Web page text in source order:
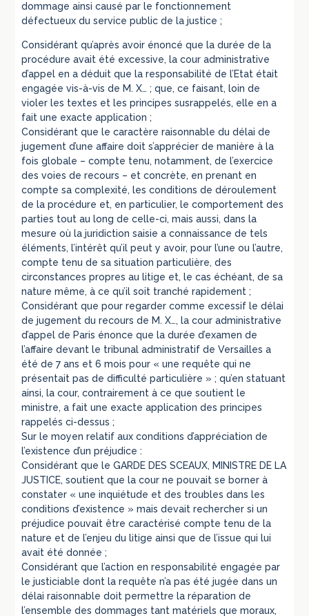
dommage ainsi causé par le fonctionnement
défectueux du service public de la justice ;
Considérant qu’après avoir énoncé que la durée de la
procédure avait été excessive, la cour administrative
d’appel en a déduit que la responsabilité de l’Etat était
engagée vis-à-vis de M. X… ; que, ce faisant, loin de
violer les textes et les principes susrappelés, elle en a
fait une exacte application ;
Considérant que le caractère raisonnable du délai de
jugement d’une affaire doit s’apprécier de manière à la
fois globale – compte tenu, notamment, de l’exercice
des voies de recours – et concrète, en prenant en
compte sa complexité, les conditions de déroulement
de la procédure et, en particulier, le comportement des
parties tout au long de celle-ci, mais aussi, dans la
mesure où la juridiction saisie a connaissance de tels
éléments, l’intérêt qu’il peut y avoir, pour l’une ou l’autre,
compte tenu de sa situation particulière, des
circonstances propres au litige et, le cas échéant, de sa
nature même, à ce qu’il soit tranché rapidement ;
Considérant que pour regarder comme excessif le délai
de jugement du recours de M. X…, la cour administrative
d’appel de Paris énonce que la durée d’examen de
l’affaire devant le tribunal administratif de Versailles a
été de 7 ans et 6 mois pour « une requête qui ne
présentait pas de difficulté particulière » ; qu’en statuant
ainsi, la cour, contrairement à ce que soutient le
ministre, a fait une exacte application des principes
rappelés ci-dessus ;
Sur le moyen relatif aux conditions d’appréciation de
l’existence d’un préjudice :
Considérant que le GARDE DES SCEAUX, MINISTRE DE LA
JUSTICE, soutient que la cour ne pouvait se borner à
constater « une inquiétude et des troubles dans les
conditions d’existence » mais devait rechercher si un
préjudice pouvait être caractérisé compte tenu de la
nature et de l’enjeu du litige ainsi que de l’issue qui lui
avait été donnée ;
Considérant que l’action en responsabilité engagée par
le justiciable dont la requête n’a pas été jugée dans un
délai raisonnable doit permettre la réparation de
l’ensemble des dommages tant matériels que moraux,